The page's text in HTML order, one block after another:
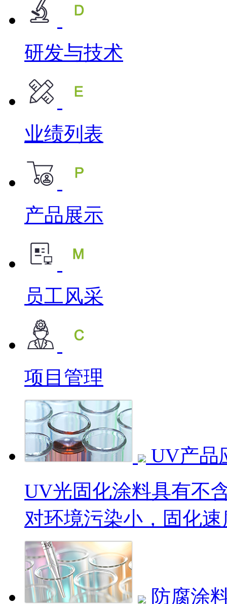
研发与技术
业绩列表
产品展示
员工风采
项目管理
UV产品
UV光固化涂料具有不
对环境污染小，固化
防腐涂